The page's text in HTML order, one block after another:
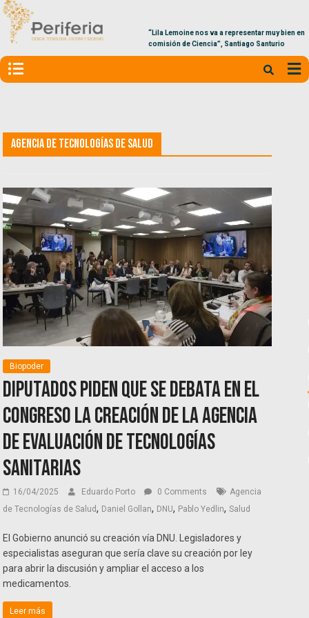
“Lila Lemoine nos va a representar muy bien en la
comisión de Ciencia”, Santiago Santurio
Agencia de Tecnologías de Salud
Biopoder
Diputados piden que se debata en el
Congreso la creación de la Agencia
de Evaluación de Tecnologías
Sanitarias
16/04/2025 Eduardo Porto 0 Comments
Agencia
de Tecnologías de Salud, Daniel Gollan, DNU, Pablo Yedlin,Salud
El Gobierno anunció su creación vía DNU. Legisladores y
especialistas aseguran que sería clave su creación por ley
para abrir la discusión y ampliar el acceso a los
medicamentos.
Leer más